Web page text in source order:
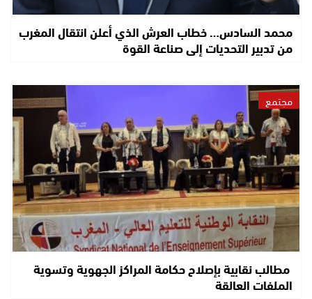
محمد السادس… خطاب العرش الذي أعلن انتقال المغرب
من تدبير التحديات إلى صناعة القوة
مجتمع
مطالب نقابية بإصلاح حكامة المراكز الجهوية وتسوية
الملفات العالقة